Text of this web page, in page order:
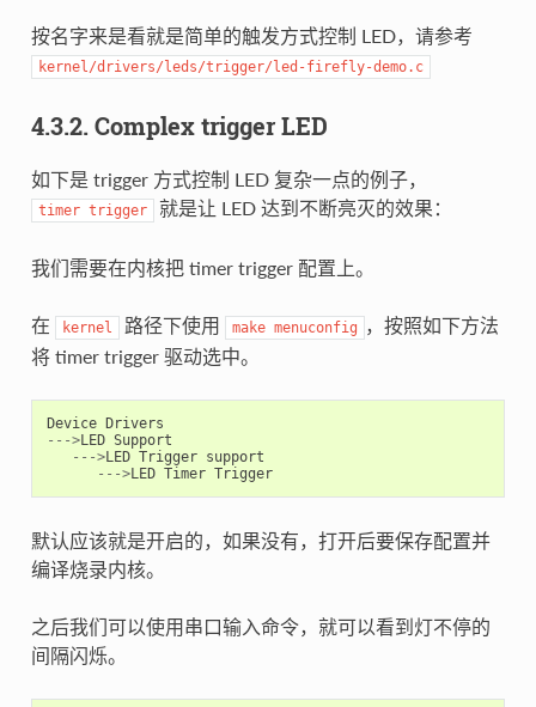
按名字来是看就是简单的触发方式控制 LED，请参考
kernel/drivers/leds/trigger/led-firefly-demo.c
4.3.2. Complex trigger LED
如下是 trigger 方式控制 LED 复杂一点的例子，
timer trigger 就是让 LED 达到不断亮灭的效果：
我们需要在内核把 timer trigger 配置上。
在 kernel 路径下使用 make menuconfig
，按照如下方法
将 timer trigger 驱动选中。
Device Drivers
--->LED Support
--->LED Trigger support
--->LED Timer Trigger
默认应该就是开启的，如果没有，打开后要保存配置并
编译烧录内核。
之后我们可以使用串口输入命令，就可以看到灯不停的
间隔闪烁。